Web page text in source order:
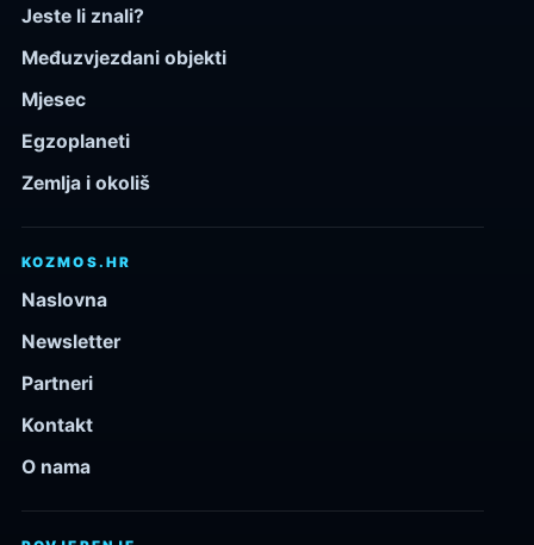
Jeste li znali?
Međuzvjezdani objekti
Mjesec
Egzoplaneti
Zemlja i okoliš
KOZMOS.HR
Naslovna
Newsletter
Partneri
Kontakt
O nama